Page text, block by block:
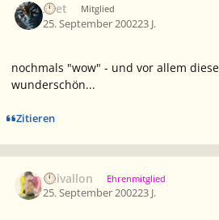
Aset Mitglied
25. September 200223 J.
nochmals "wow" - und vor allem
wunderschön...
Zitieren
Caivallon Ehrenmitglied
25. September 200223 J.